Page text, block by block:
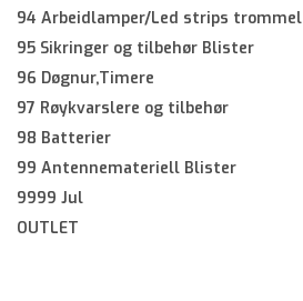
94 Arbeidlamper/Led strips trommel
95 Sikringer og tilbehør Blister
96 Døgnur,Timere
97 Røykvarslere og tilbehør
98 Batterier
99 Antennemateriell Blister
9999 Jul
OUTLET